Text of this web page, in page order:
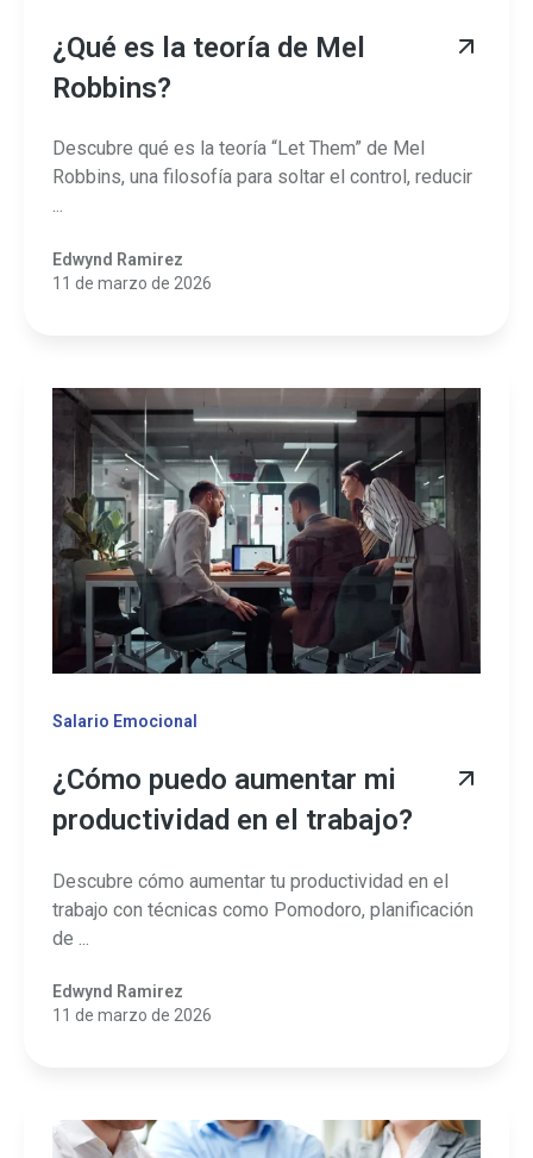
¿Qué es la teoría de Mel
Robbins?
Descubre qué es la teoría “Let Them” de Mel
Robbins, una filosofía para soltar el control, reducir
...
Edwynd Ramirez
11 de marzo de 2026
Salario Emocional
¿Cómo puedo aumentar mi
productividad en el trabajo?
Descubre cómo aumentar tu productividad en el
trabajo con técnicas como Pomodoro, planificación
de ...
Edwynd Ramirez
11 de marzo de 2026